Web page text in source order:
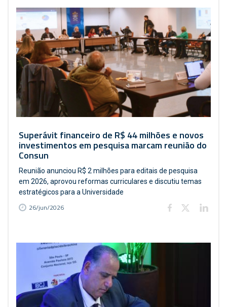
Superávit financeiro de R$ 44 milhões e novos
investimentos em pesquisa marcam reunião do
Consun
Reunião anunciou R$ 2 milhões para editais de pesquisa
em 2026, aprovou reformas curriculares e discutiu temas
estratégicos para a Universidade
26/jun/2026